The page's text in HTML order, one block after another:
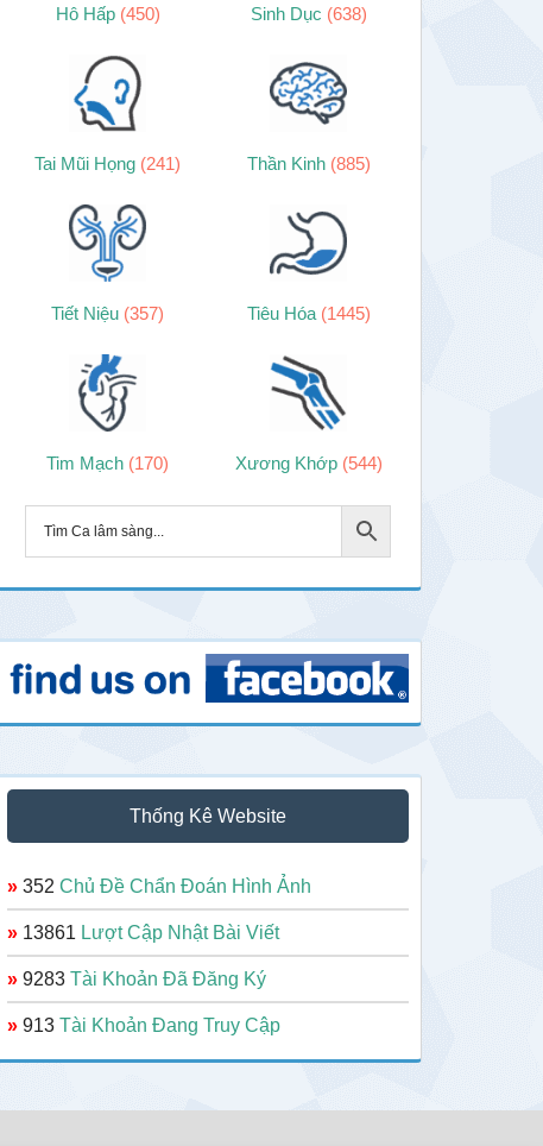
Hô Hấp (450) Sinh Dục (638)
Tai Mũi Họng (241) Thần Kinh (885)
Tiết Niệu (357) Tiêu Hóa (1445)
Tim Mạch (170) Xương Khớp (544)
Thống Kê Website
» 352 Chủ Đề Chẩn Đoán Hình Ảnh
» 13861 Lượt Cập Nhật Bài Viết
» 9283 Tài Khoản Đã Đăng Ký
» 913 Tài Khoản Đang Truy Cập